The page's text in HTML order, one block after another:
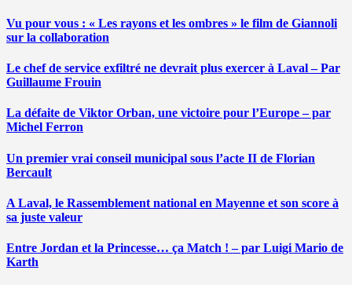
Vu pour vous : « Les rayons et les ombres » le film de Giannoli
sur la collaboration
Le chef de service exfiltré ne devrait plus exercer à Laval – Par
Guillaume Frouin
La défaite de Viktor Orban, une victoire pour l’Europe – par
Michel Ferron
Un premier vrai conseil municipal sous l’acte II de Florian
Bercault
A Laval, le Rassemblement national en Mayenne et son score à
sa juste valeur
Entre Jordan et la Princesse… ça Match ! – par Luigi Mario de
Karth